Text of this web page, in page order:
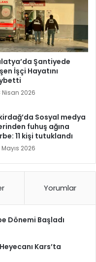
Şantiyede
İşçi Hayatını
Nisan 2026
Sosyal medya
fuhuş ağına
11 kişi tutuklandı
Mayıs 2026
Yorumlar
Dönemi Başladı
Kars’ta